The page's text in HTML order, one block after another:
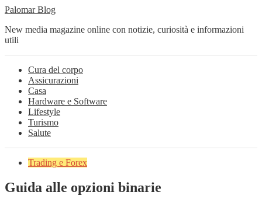
Palomar Blog
New media magazine online con notizie, curiosità e informazioni
utili
Cura del corpo
Assicurazioni
Casa
Hardware e Software
Lifestyle
Turismo
Salute
Trading e Forex
Guida alle opzioni binarie